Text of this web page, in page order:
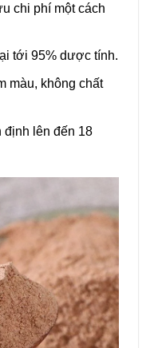
chi phí một cách
tới 95% dược tính.
màu, không chất
lên đến 18